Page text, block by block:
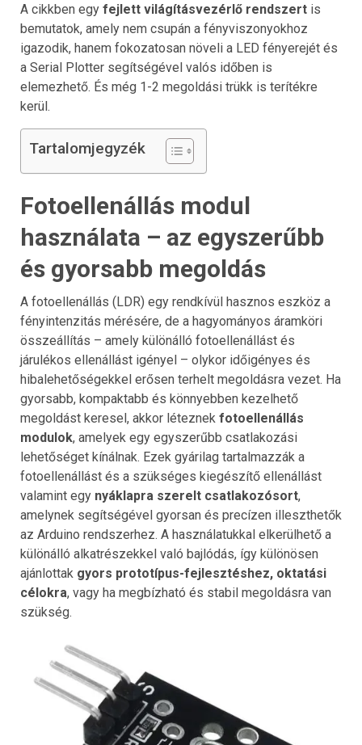
A cikkben egy fejlett világításvezérlő rendszert is
bemutatok, amely nem csupán a fényviszonyokhoz
igazodik, hanem fokozatosan növeli a LED fényerejét és
a Serial Plotter segítségével valós időben is
elemezhető. És még 1-2 megoldási trükk is terítékre
kerül.
Tartalomjegyzék
Fotoellenállás modul
használata – az egyszerűbb
és gyorsabb megoldás
A fotoellenállás (LDR) egy rendkívül hasznos eszköz a
fényintenzitás mérésére, de a hagyományos áramköri
összeállítás – amely különálló fotoellenállást és
járulékos ellenállást igényel – olykor időigényes és
hibalehetőségekkel erősen terhelt megoldásra vezet. Ha
gyorsabb, kompaktabb és könnyebben kezelhető
megoldást keresel, akkor léteznek fotoellenállás
modulok, amelyek egy egyszerűbb csatlakozási
lehetőséget kínálnak. Ezek gyárilag tartalmazzák a
fotoellenállást és a szükséges kiegészítő ellenállást
valamint egy nyáklapra szerelt csatlakozósort,
amelynek segítségével gyorsan és precízen illeszthetők
az Arduino rendszerhez. A használatukkal elkerülhető a
különálló alkatrészekkel való bajlódás, így különösen
ajánlottak gyors prototípus-fejlesztéshez, oktatási
célokra, vagy ha megbízható és stabil megoldásra van
szükség.